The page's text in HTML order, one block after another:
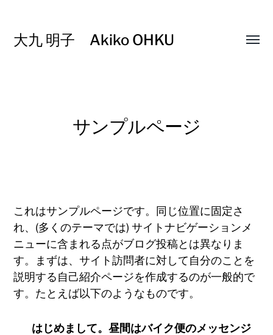
大九 明子 Akiko OHKU
サンプルページ
これはサンプルページです。同じ位置に固定さ
れ、(多くのテーマでは) サイトナビゲーションメ
ニューに含まれる点がブログ投稿とは異なりま
す。まずは、サイト訪問者に対して自分のことを
説明する自己紹介ページを作成するのが一般的で
す。たとえば以下のようなものです。
はじめまして。昼間はバイク便のメッセンジ